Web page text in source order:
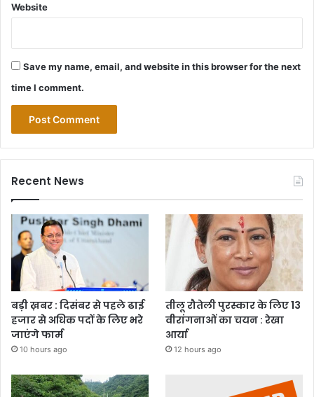
Website
Save my name, email, and website in this browser for the next
time I comment.
Recent News
बड़ी ख़बर : दिसंबर से पहले ढाई
हजार से अधिक पदों के लिए भरे
जाएंगे फार्म
10 hours ago
तीलू रौतेली पुरस्कार के लिए 13
वीरांगनाओं का चयन : रेखा
आर्या
12 hours ago